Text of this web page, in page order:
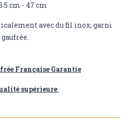
cm - 47 cm
avec du fil inox, garni
Française Garantie
supérieure